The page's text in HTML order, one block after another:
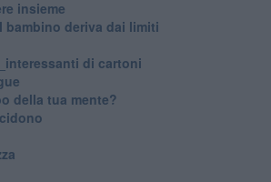
insieme
bambino deriva dai limiti
di cartoni
della tua mente?